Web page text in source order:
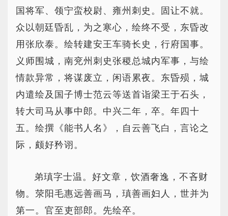
国将军、领宁蛮校尉、雍州刺史。固让不就。
众以朝廷昏乱，为之寒心，绘终不受，东昏改
用张欣泰。绘转建安王车骑长史，行府国事。
义师围城，南兖州刺史张稷总城内军事，与绘
情款异常，将谋废立，闲语累夜。东昏殒，城
内遣绘及国子博士范云等送首诣梁王于石头，
转大司马从事中郎。中兴二年，卒。年四十
五。绘撰《能书人名》，自云善飞白，言论之
际，颇好矜诩。
弟瑱字士温。好文章，饮酒奢逸，不吝财
物。荥阳毛惠远善画马，瑱善画妇人，世并为
第一。官至吏部郎。先绘卒。